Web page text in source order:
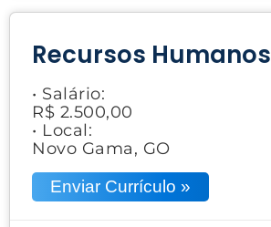
Recursos Humanos
• Salário:
R$ 2.500,00
• Local:
Novo Gama, GO
Enviar Currículo »